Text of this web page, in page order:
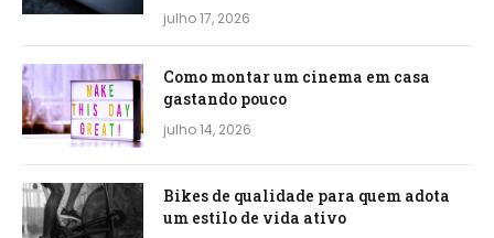
julho 17, 2026
Como montar um cinema em casa
gastando pouco
julho 14, 2026
Bikes de qualidade para quem adota
um estilo de vida ativo